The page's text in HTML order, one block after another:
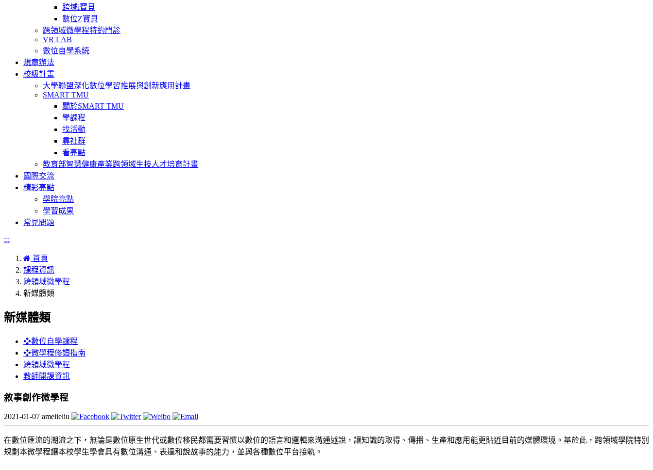
跨域i寶貝
數位Z寶貝
跨領域微學程特約門診
VR LAB
數位自學系統
規章辦法
校級計畫
大學聯盟深化數位學習推展與創新應用計畫
SMART TMU
關於SMART TMU
學課程
找活動
尋社群
看亮點
教育部智慧健康產業跨領域生技人才培育計畫
國際交流
精彩亮點
學院亮點
學習成果
常見問題
:::
首頁
課程資訊
跨領域微學程
新媒體類
新媒體類
❖數位自學課程
❖微學程修讀指南
跨領域微學程
教師開課資訊
敘事創作微學程
2021-01-07 amelieliu
在數位匯流的潮流之下，無論是數位原生世代或數位移民都需要習慣以數位的語言和邏輯來溝通述說，讓知識的取得、傳播、生產和應用能更貼近目前的媒體環境。基於此，跨領域學院特別
規劃本微學程讓本校學生學會具有數位溝通、表達和說故事的能力，並與各種數位平台接軌。